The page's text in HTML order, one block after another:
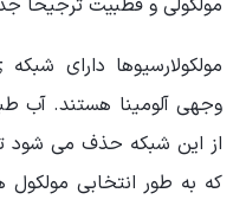
مولکولارسیوها دارای
وجهی آلومینا هستند. آب
از این شبکه حذف می شود
که به طور انتخابی